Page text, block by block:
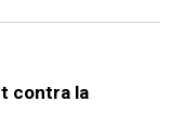
contra la